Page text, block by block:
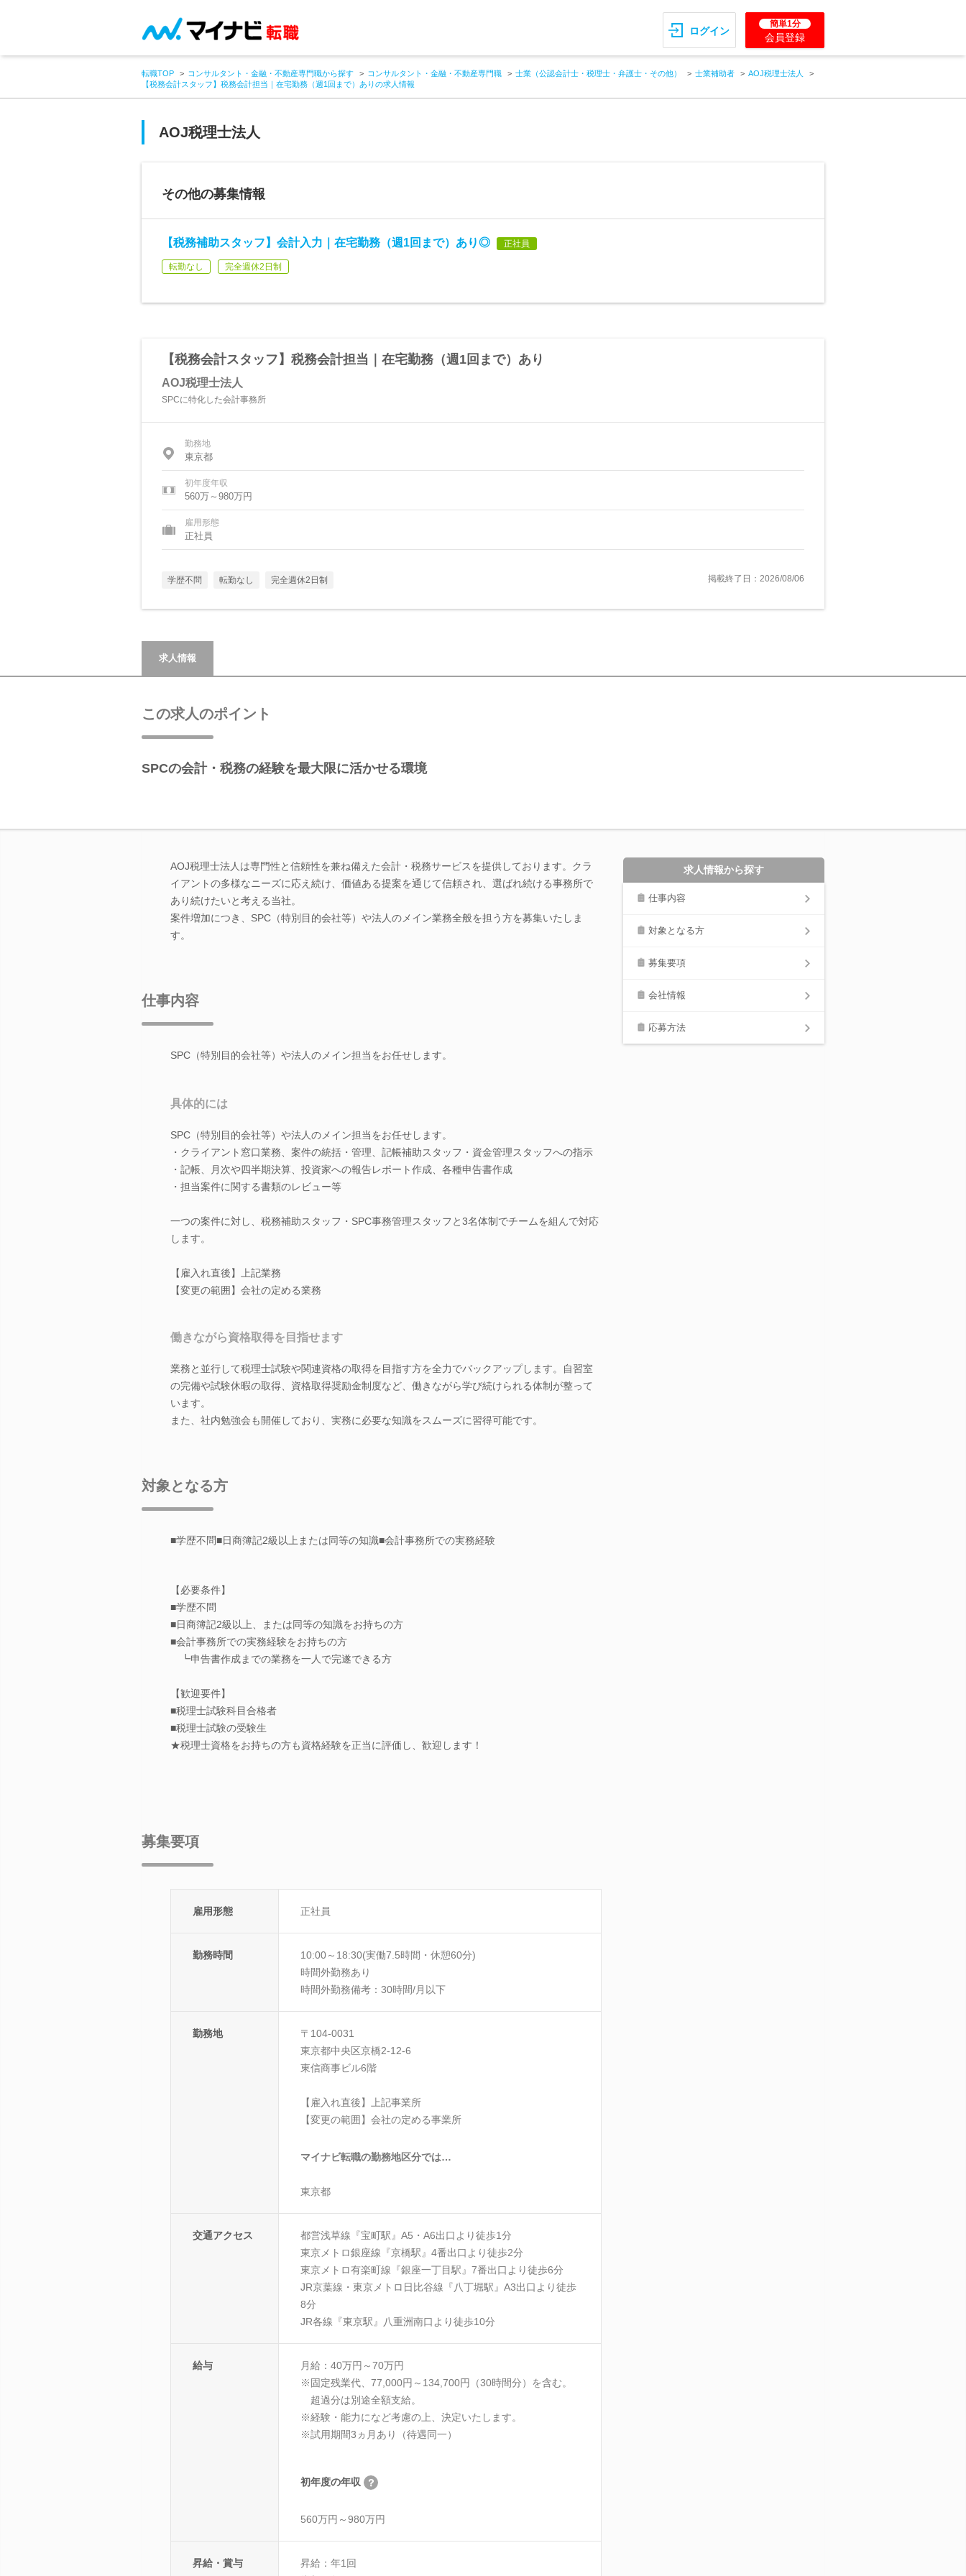
ログイン
簡単1分
会員登録
転職TOP コンサルタント・金融・不動産専門職から探す コンサルタント・金融・不動産専門職 士業（公認会計士・税理士・弁護士・その他） 士業補助者
AOJ税理士法人
【税務会計スタッフ】税務会計担当｜在宅勤務（週1回まで）ありの求人情報
AOJ税理士法人
その他の募集情報
【税務補助スタッフ】会計入力｜在宅勤務（週1回まで）あり◎ 正社員
転勤なし 完全週休2日制
【税務会計スタッフ】税務会計担当｜在宅勤務（週1回まで）あり
AOJ税理士法人
SPCに特化した会計事務所
勤務地
東京都
初年度年収
560万～980万円
雇用形態
正社員
学歴不問 転勤なし 完全週休2日制 掲載終了日：2026/08/06
求人情報
この求人のポイント
SPCの会計・税務の経験を最大限に活かせる環境
AOJ税理士法人は専門性と信頼性を兼ね備えた会計・税務サービスを提供しております。クラ
イアントの多様なニーズに応え続け、価値ある提案を通じて信頼され、選ばれ続ける事務所で
あり続けたいと考える当社。
案件増加につき、SPC（特別目的会社等）や法人のメイン業務全般を担う方を募集いたしま
す。
仕事内容
SPC（特別目的会社等）や法人のメイン担当をお任せします。
具体的には
SPC（特別目的会社等）や法人のメイン担当をお任せします。
・クライアント窓口業務、案件の統括・管理、記帳補助スタッフ・資金管理スタッフへの指示
・記帳、月次や四半期決算、投資家への報告レポート作成、各種申告書作成
・担当案件に関する書類のレビュー等
一つの案件に対し、税務補助スタッフ・SPC事務管理スタッフと3名体制でチームを組んで対応
します。
【雇入れ直後】上記業務
【変更の範囲】会社の定める業務
働きながら資格取得を目指せます
業務と並行して税理士試験や関連資格の取得を目指す方を全力でバックアップします。自習室
の完備や試験休暇の取得、資格取得奨励金制度など、働きながら学び続けられる体制が整って
います。
また、社内勉強会も開催しており、実務に必要な知識をスムーズに習得可能です。
対象となる方
■学歴不問■日商簿記2級以上または同等の知識■会計事務所での実務経験
【必要条件】
■学歴不問
■日商簿記2級以上、または同等の知識をお持ちの方
■会計事務所での実務経験をお持ちの方
┗申告書作成までの業務を一人で完遂できる方
【歓迎要件】
■税理士試験科目合格者
■税理士試験の受験生
★税理士資格をお持ちの方も資格経験を正当に評価し、歓迎します！
募集要項
雇用形態 正社員
勤務時間
10:00～18:30(実働7.5時間・休憩60分)
時間外勤務あり
時間外勤務備考：30時間/月以下
勤務地
〒104-0031
東京都中央区京橋2-12-6
東信商事ビル6階
【雇入れ直後】上記事業所
【変更の範囲】会社の定める事業所
マイナビ転職の勤務地区分では…
東京都
交通アクセス
都営浅草線『宝町駅』A5・A6出口より徒歩1分
東京メトロ銀座線『京橋駅』4番出口より徒歩2分
東京メトロ有楽町線『銀座一丁目駅』7番出口より徒歩6分
JR京葉線・東京メトロ日比谷線『八丁堀駅』A3出口より徒歩
8分
JR各線『東京駅』八重洲南口より徒歩10分
給与
月給：40万円～70万円
※固定残業代、77,000円～134,700円（30時間分）を含む。
超過分は別途全額支給。
※経験・能力になど考慮の上、決定いたします。
※試用期間3ヵ月あり（待遇同一）
初年度の年収
560万円～980万円
昇給・賞与
昇給：年1回
求人情報から探す
仕事内容
対象となる方
募集要項
会社情報
応募方法